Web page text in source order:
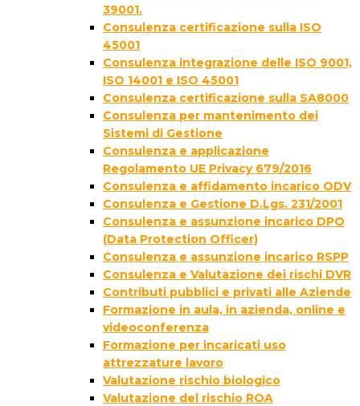
39001.
Consulenza certificazione sulla ISO
45001
Consulenza integrazione delle ISO 9001,
ISO 14001 e ISO 45001
Consulenza certificazione sulla SA8000
Consulenza per mantenimento dei
Sistemi di Gestione
Consulenza e applicazione
Regolamento UE Privacy 679/2016
Consulenza e affidamento incarico ODV
Consulenza e Gestione D.Lgs. 231/2001
Consulenza e assunzione incarico DPO
(Data Protection Officer)
Consulenza e assunzione incarico RSPP
Consulenza e Valutazione dei rischi DVR
Contributi pubblici e privati alle Aziende
Formazione in aula, in azienda, online e
videoconferenza
Formazione per incaricati uso
attrezzature lavoro
Valutazione rischio biologico
Valutazione del rischio ROA